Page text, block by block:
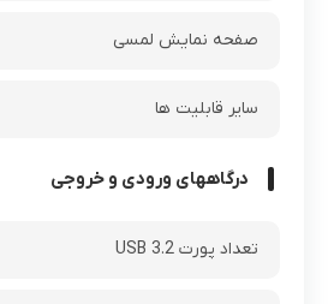
صفحه نمایش لمسی
سایر قابلیت ها
درگاههای ورودی و خروجی
تعداد پورت USB 3.2